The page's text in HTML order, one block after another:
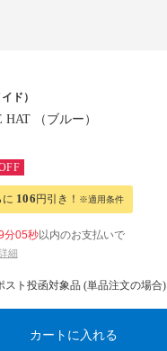
ド）
（ブルー）
に 106円引き！ ※適用条件
分04秒以内のお支払いで
細
スト投函対象品 (単品注文の場合)
カートに入れる